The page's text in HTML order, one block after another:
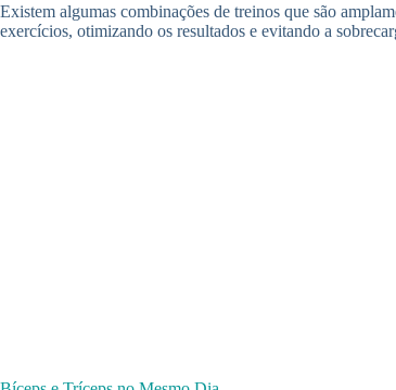
Existem algumas combinações de treinos que são
exercícios, otimizando os resultados e evitando a